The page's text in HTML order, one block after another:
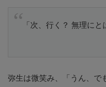
「次、行く？ 無理にと
弥生は微笑み、「うん、で